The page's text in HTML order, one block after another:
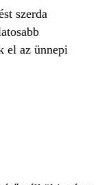
szerda
el az ünnepi